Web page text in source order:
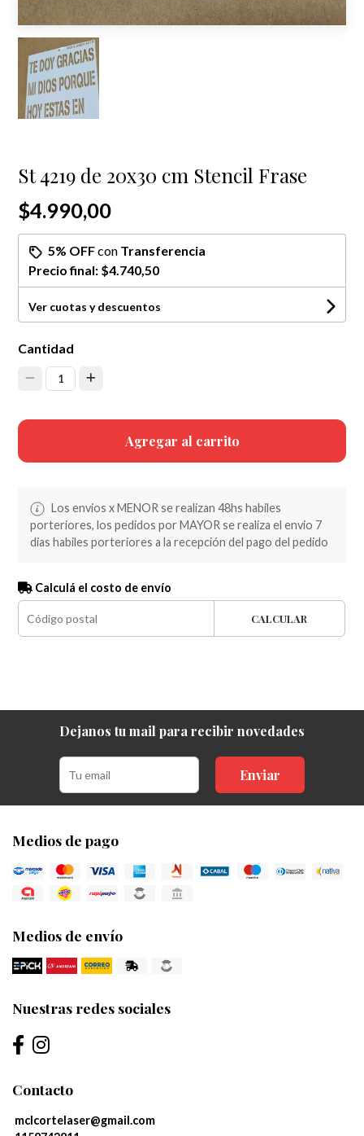
St 4219 de 20x30 cm Stencil Frase
$4.990,00
5% OFFcon Transferencia
Precio final: $4.740,50
Ver cuotas y descuentos
Cantidad
1
Agregar al carrito
Los envios x MENOR se realizan 48hs habiles
porteriores, los pedidos por MAYOR se realiza el envio 7
dias habiles porteriores a la recepción del pago del pedido
Calculá el costo de envío
CALCULAR
Dejanos tu mail para recibir novedades
Enviar
Medios de pago
Medios de envío
Nuestras redes sociales
Contacto
mclcortelaser@gmail.com